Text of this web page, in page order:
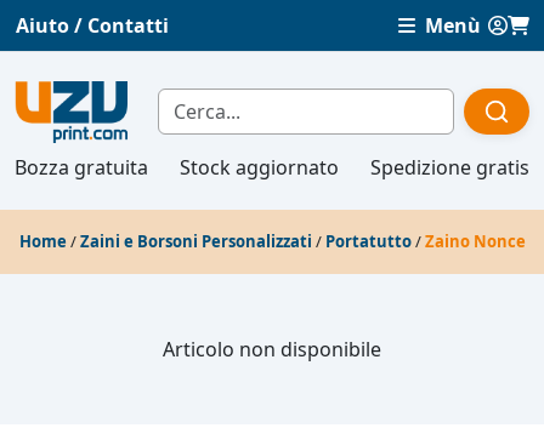
Aiuto / Contatti Menù
Bozza gratuita Stock aggiornato Spedizione gratis
Home /Zaini e Borsoni Personalizzati / Portatutto/Zaino Nonce
Articolo non disponibile